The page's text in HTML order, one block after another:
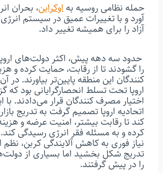
حمله نظامی روسیه بهاوکراین، بحران
آورد و با تغییرات عمیق در سیستم انرژی
آزاد را برای همیشه تغییر داد.
حدود سه دهه پیش، اکثر دولت‌های
را گشودند تا از رقابت، حمایت کرده و
کنندگان این منطقه پایین‌تر بیاورند. در
اروپا تحت تسلط انحصارگرایانی بود که
اختیار مصرف کنندگان قرار می‌دادند. با
اتحادیه اروپا تصمیم گرفت به تدریج
کند تا رقابت بیشتر، امنیت عرضه و
کرده و به مسئله فقر انرژی رسیدگی
نیاز فوری به کاهش آلایندگی کربن، نظم
تدریج شکل بخشید اما بسیاری از
را در پیش گرفتند.